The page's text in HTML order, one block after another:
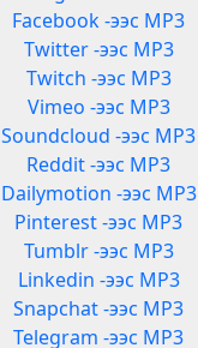
Facebook -ээс MP3
Twitter -ээс MP3
Twitch -ээс MP3
Vimeo -ээс MP3
Soundcloud -ээс MP3
Reddit -ээс MP3
Dailymotion -ээс MP3
Pinterest -ээс MP3
Tumblr -ээс MP3
Linkedin -ээс MP3
Snapchat -ээс MP3
Telegram -ээс MP3